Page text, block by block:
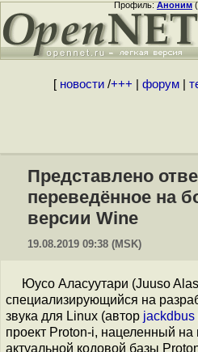
Профиль:Аноним(
[ новости/+++ форум|
Представлено
переведённое на
версии Wine
19.08.2019 09:38 (MSK)
Юусо Аласуутари (Juuso
специализирующийся на
звука для Linux (автор jackdbus
проект Proton-i, нацеленный на
актуальной кодовой базы